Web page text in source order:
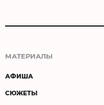
МАТЕРИАЛЫ
АФИША
СЮЖЕТЫ